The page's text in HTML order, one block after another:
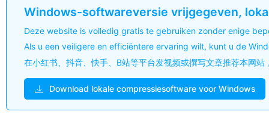
Windows-softwareversie vrijgegeven,
Deze website is volledig gratis te gebruiken zonder enige
Als u een veiligere en efficiëntere ervaring wilt, kunt u de
在小红书、抖音、快手、B站等平台发视频或撰写文章推荐本网站
Download lokale compressiesoftware voor Windows